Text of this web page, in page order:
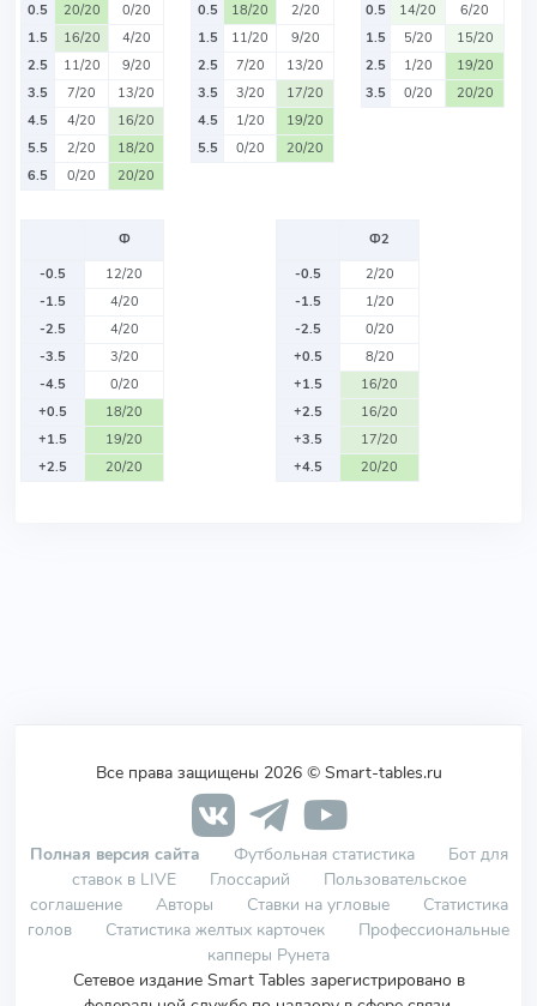
0.5
20/20
0/20
1.5
16/20
4/20
2.5
11/20
9/20
3.5
7/20
13/20
4.5
4/20
16/20
5.5
2/20
18/20
6.5
0/20 20/20
0.5
18/20
2/20
1.5
11/20
9/20
2.5
7/20
13/20
3.5
3/20
17/20
4.5
1/20
19/20
5.5
0/20 20/20
0.5
14/20
6/20
1.5
5/20
15/20
2.5
1/20
19/20
3.5
0/20 20/20
Ф
-0.5
12/20
-1.5
4/20
-2.5
4/20
-3.5
3/20
-4.5
0/20
+0.5
18/20
+1.5
19/20
+2.5
20/20
Ф2
-0.5
2/20
-1.5
1/20
-2.5
0/20
+0.5
8/20
+1.5
16/20
+2.5
16/20
+3.5
17/20
+4.5
20/20
Все права защищены 2026 © Smart-tables.ru
Полная версия сайта Футбольная статистика
Бот для
ставок в LIVE
Глоссарий
Пользовательское
соглашение
Авторы Ставки на угловые
Статистика
голов
Статистика желтых карточек
Профессиональные
капперы Рунета
Сетевое издание Smart Tables зарегистрировано в